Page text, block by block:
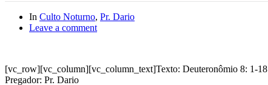
In Culto Noturno, Pr. Dario
Leave a comment
[vc_row][vc_column][vc_column_text]Texto: Deuteronômio 8: 1-18
Pregador: Pr. Dario